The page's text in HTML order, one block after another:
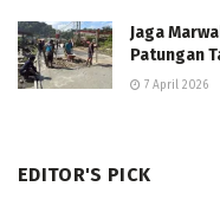
Jaga
Patungan
7 April 2026
EDITOR'S PICK